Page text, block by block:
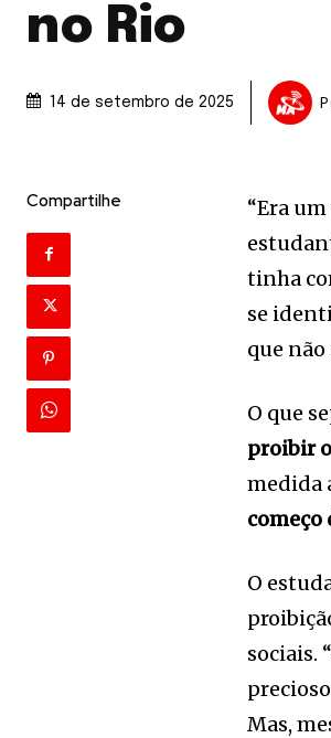
no Rio
14 de setembro de 2025
Compartilhe
“Era
tinha
se
que
O que
proibir
medida
começo
O
sociais.
Mas,